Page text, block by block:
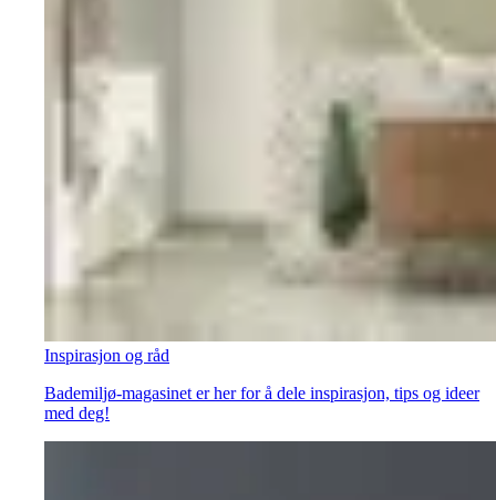
Inspirasjon og råd
Bademiljø-magasinet er her for å dele inspirasjon, tips og ideer
med deg!